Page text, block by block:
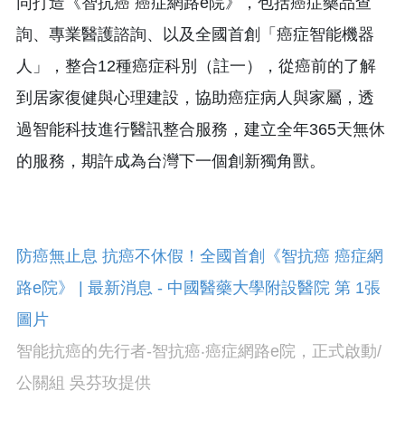
詢、專業醫護諮詢、以及全國首創「癌症智能機器
人」，整合12種癌症科別（註一），從癌前的了解
到居家復健與心理建設，協助癌症病人與家屬，透
過智能科技進行醫訊整合服務，建立全年365天無休
的服務，期許成為台灣下一個創新獨角獸。
智能抗癌的先行者-智抗癌‧癌症網路e院，正式啟動/
公關組 吳芬玫提供